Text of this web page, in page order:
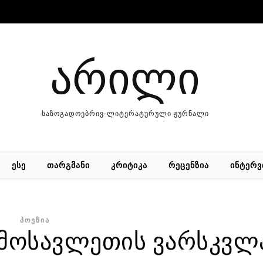
არილი
საზოგადოებრივ-ლიტერატურული ჟურნალი
ᲔᲡᲔ ᲗᲐᲠᲒᲛᲐᲜᲘ ᲙᲠᲘᲢᲘᲙᲐ ᲠᲔᲪᲔᲜᲖᲘᲐ
ᲞᲝᲔᲖᲘᲐ